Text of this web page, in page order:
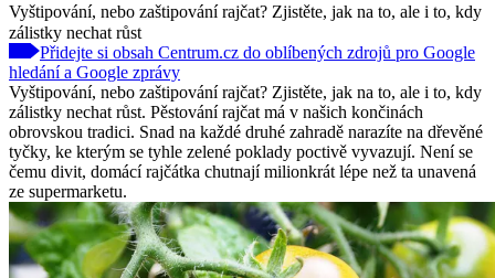
Vyštipování, nebo zaštipování rajčat? Zjistěte, jak na to, ale i to, kdy
zálistky nechat růst
Přidejte si obsah Centrum.cz do oblíbených zdrojů pro Google
hledání a Google zprávy
Vyštipování, nebo zaštipování rajčat? Zjistěte, jak na to, ale i to, kdy
zálistky nechat růst. Pěstování rajčat má v našich končinách
obrovskou tradici. Snad na každé druhé zahradě narazíte na dřevěné
tyčky, ke kterým se tyhle zelené poklady poctivě vyvazují. Není se
čemu divit, domácí rajčátka chutnají milionkrát lépe než ta unavená
ze supermarketu.